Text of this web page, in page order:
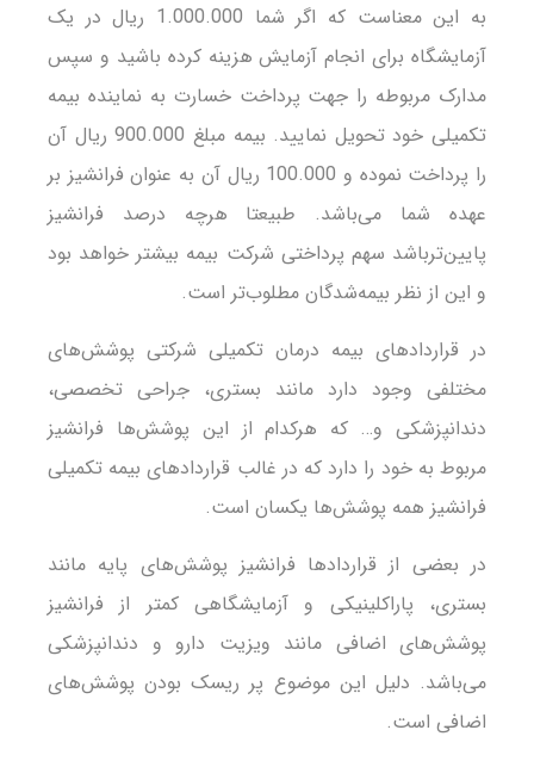
به این معناست که اگر شما 1.000.000 ریال در یک
آزمایشگاه برای انجام آزمایش هزینه کرده باشید و سپس
مدارک مربوطه را جهت پرداخت خسارت به نماینده بیمه
تکمیلی خود تحویل نمایید. بیمه مبلغ 900.000 ریال آن
را پرداخت نموده و 100.000 ریال آن به عنوان فرانشیز بر
عهده شما می‌باشد. طبیعتا هرچه درصد فرانشیز
پایین‌ترباشد سهم پرداختی شرکت بیمه بیشتر خواهد بود
و این از نظر بیمه‌شدگان مطلوب‌تر است.
در قراردادهای بیمه درمان تکمیلی شرکتی پوشش‌های
مختلفی وجود دارد مانند بستری، جراحی تخصصی،
دندانپزشکی و… که هرکدام از این پوشش‌ها فرانشیز
مربوط به خود را دارد که در غالب قراردادهای بیمه تکمیلی
فرانشیز همه پوشش‌ها یکسان است.
در بعضی از قراردادها فرانشیز پوشش‌های پایه مانند
بستری، پاراکلینیکی و آزمایشگاهی کمتر از فرانشیز
پوشش‌های اضافی مانند ویزیت دارو و دندانپزشکی
می‌باشد. دلیل این موضوع پر ریسک بودن پوشش‌های
اضافی است.